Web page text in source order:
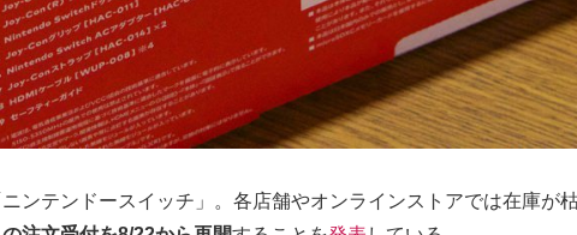
ンテンドースイッチ」。各店舗やオンラインストアでは在庫が